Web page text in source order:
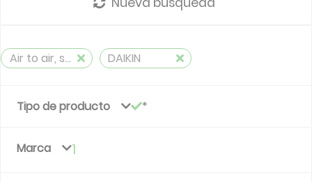
Air to air, split, reversible (≤ 12 kW) DAIKIN
Tipo de producto
Marca 1